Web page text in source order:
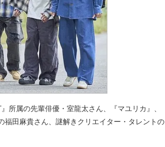
所属の先輩俳優・室龍太さん、『マユリカ』、
福田麻貴さん、謎解きクリエイター・タレントの